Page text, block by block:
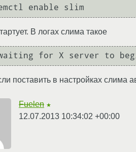
enable slim
В логах слима такое
поставить в настройках слима
Fuelen ★
12.07.2013 10:34:02 +00:00